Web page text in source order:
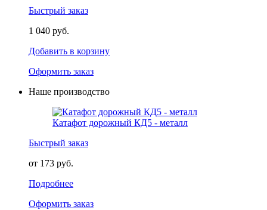
Быстрый заказ
1 040 руб.
Добавить в корзину
Оформить заказ
Наше производство
Катафот дорожный КД5 - металл
Быстрый заказ
от 173 руб.
Подробнее
Оформить заказ